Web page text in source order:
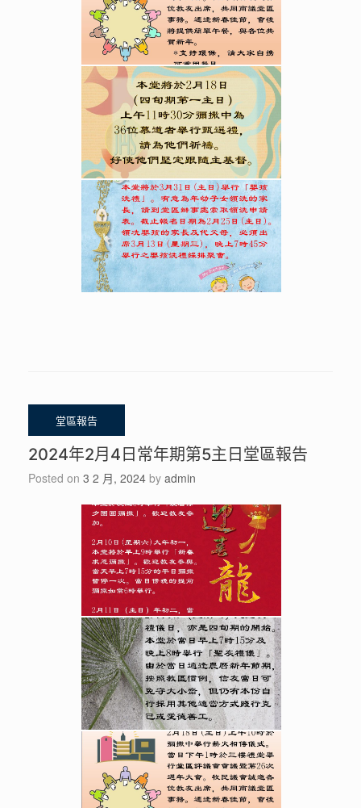
2024年2月4日常年期第5主日堂區報告
Posted on 3 2 月, 2024 by admin